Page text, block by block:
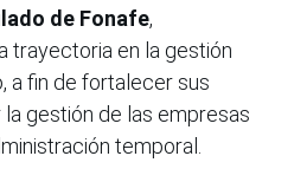
de Fonafe,
trayectoria en la gestión
a fin de fortalecer sus
gestión de las empresas
temporal.